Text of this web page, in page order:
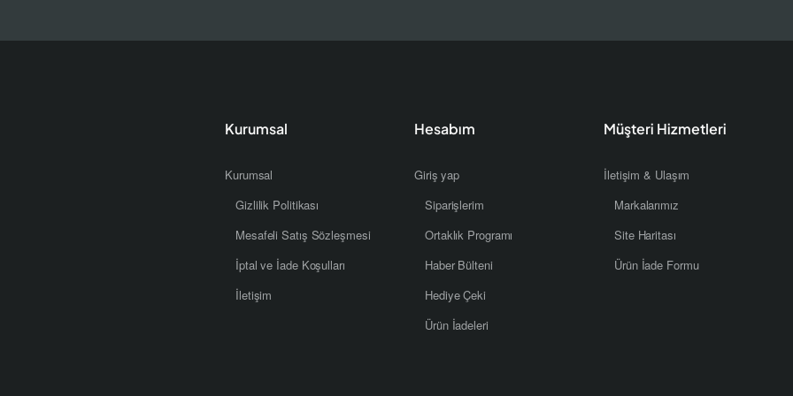
Kurumsal
Kurumsal
Gizlilik Politikası
Mesafeli Satış Sözleşmesi
İptal ve İade Koşulları
İletişim
Hesabım
Giriş yap
Siparişlerim
Ortaklık Programı
Haber Bülteni
Hediye Çeki
Ürün İadeleri
Müşteri Hizmetleri
İletişim & Ulaşım
Markalarımız
Site Haritası
Ürün İade Formu